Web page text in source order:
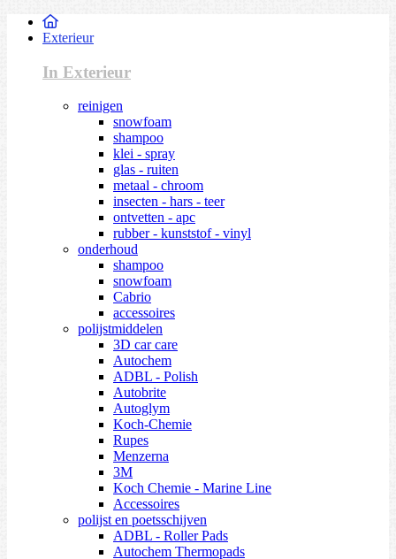
Exterieur
In Exterieur
reinigen
snowfoam
shampoo
klei - spray
glas - ruiten
metaal - chroom
insecten - hars - teer
ontvetten - apc
rubber - kunststof - vinyl
onderhoud
shampoo
snowfoam
Cabrio
accessoires
polijstmiddelen
3D car care
Autochem
ADBL - Polish
Autobrite
Autoglym
Koch-Chemie
Rupes
Menzerna
3M
Koch Chemie - Marine Line
Accessoires
polijst en poetsschijven
ADBL - Roller Pads
Autochem Thermopads